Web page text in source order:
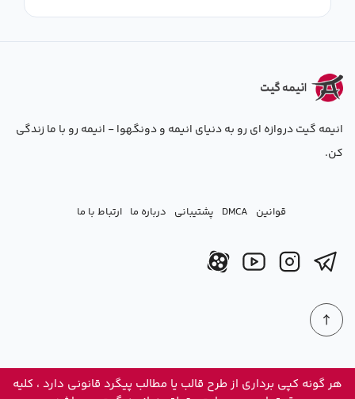
انیمه گیت دروازه ای رو به دنیای انیمه و دونگهوا - انیمه رو با ما زندگی
کن.
قوانین DMCA پشتیبانی درباره ما ارتباط با ما
هر گونه کپی برداری از طرح قالب یا مطالب پیگرد قانونی دارد ، کلیه